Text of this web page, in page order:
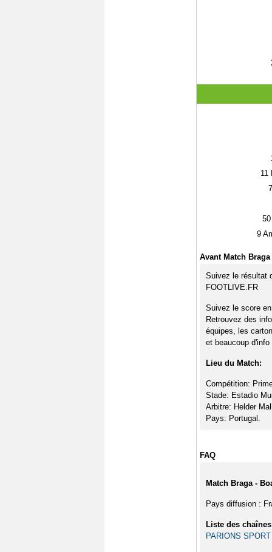
11
50
9
Avant Match
Suivez le résultat
FOOTLIVE.FR
Suivez le score
Retrouvez des
équipes, les
et beaucoup
Lieu du Match:
Compétition:
Stade: Estadio
Arbitre: Helder
Pays: Portugal.
FAQ
Match Braga -
Pays diffusion :
Liste des
PARIONS